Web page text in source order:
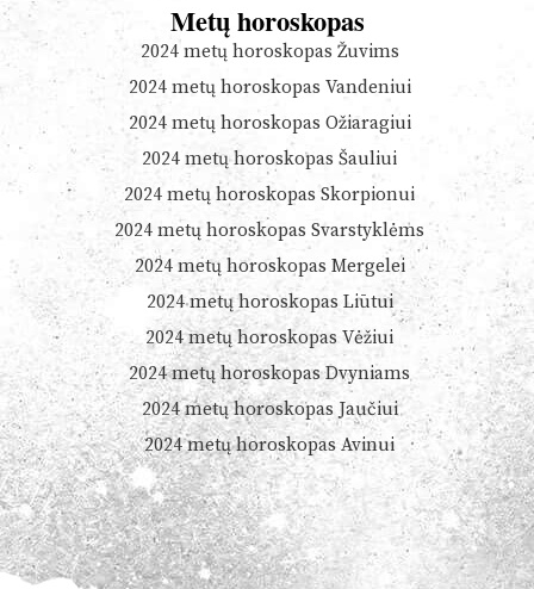
Metų horoskopas
2024 metų horoskopas Žuvims
2024 metų horoskopas Vandeniui
2024 metų horoskopas Ožiaragiui
2024 metų horoskopas Šauliui
2024 metų horoskopas Skorpionui
2024 metų horoskopas Svarstyklėms
2024 metų horoskopas Mergelei
2024 metų horoskopas Liūtui
2024 metų horoskopas Vėžiui
2024 metų horoskopas Dvyniams
2024 metų horoskopas Jaučiui
2024 metų horoskopas Avinui